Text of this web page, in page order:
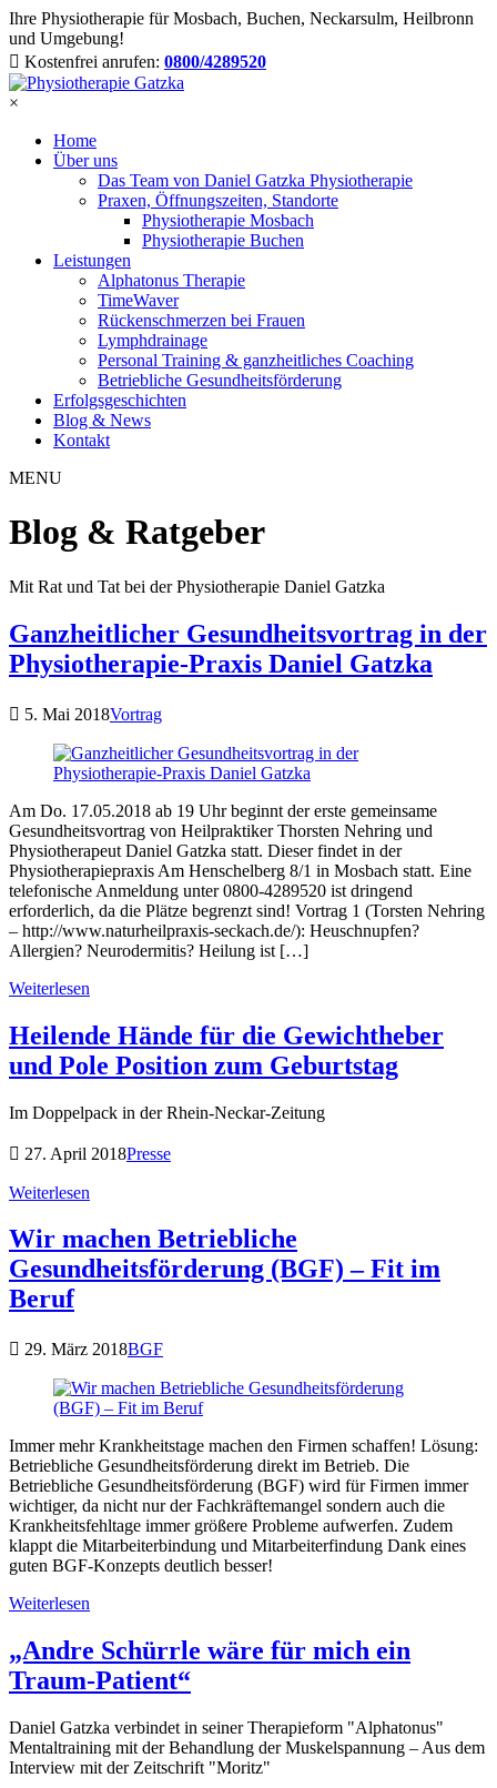
Ihre Physiotherapie für Mosbach, Buchen, Neckarsulm, Heilbronn
und Umgebung!
Kostenfrei anrufen: 0800/4289520
×
Home
Über uns
Das Team von Daniel Gatzka Physiotherapie
Praxen, Öffnungszeiten, Standorte
Physiotherapie Mosbach
Physiotherapie Buchen
Leistungen
Alphatonus Therapie
TimeWaver
Rückenschmerzen bei Frauen
Lymphdrainage
Personal Training & ganzheitliches Coaching
Betriebliche Gesundheitsförderung
Erfolgsgeschichten
Blog & News
Kontakt
MENU
Blog & Ratgeber
Mit Rat und Tat bei der Physiotherapie Daniel Gatzka
Ganzheitlicher Gesundheitsvortrag in der
Physiotherapie-Praxis Daniel Gatzka
5. Mai 2018Vortrag
Am Do. 17.05.2018 ab 19 Uhr beginnt der erste gemeinsame
Gesundheitsvortrag von Heilpraktiker Thorsten Nehring und
Physiotherapeut Daniel Gatzka statt. Dieser findet in der
Physiotherapiepraxis Am Henschelberg 8/1 in Mosbach statt. Eine
telefonische Anmeldung unter 0800-4289520 ist dringend
erforderlich, da die Plätze begrenzt sind! Vortrag 1 (Torsten Nehring
– http://www.naturheilpraxis-seckach.de/): Heuschnupfen?
Allergien? Neurodermitis? Heilung ist […]
Weiterlesen
Heilende Hände für die Gewichtheber
und Pole Position zum Geburtstag
Im Doppelpack in der Rhein-Neckar-Zeitung
27. April 2018Presse
Weiterlesen
Wir machen Betriebliche
Gesundheitsförderung (BGF) – Fit im
Beruf
29. März 2018BGF
Immer mehr Krankheitstage machen den Firmen schaffen! Lösung:
Betriebliche Gesundheitsförderung direkt im Betrieb. Die
Betriebliche Gesundheitsförderung (BGF) wird für Firmen immer
wichtiger, da nicht nur der Fachkräftemangel sondern auch die
Krankheitsfehltage immer größere Probleme aufwerfen. Zudem
klappt die Mitarbeiterbindung und Mitarbeiterfindung Dank eines
guten BGF-Konzepts deutlich besser!
Weiterlesen
„Andre Schürrle wäre für mich ein
Traum-Patient“
Daniel Gatzka verbindet in seiner Therapieform "Alphatonus"
Mentaltraining mit der Behandlung der Muskelspannung – Aus dem
Interview mit der Zeitschrift "Moritz"